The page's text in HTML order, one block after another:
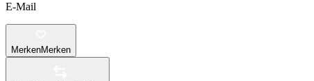
E-Mail
MerkenMerken